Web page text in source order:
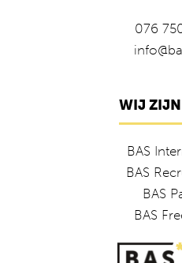
076
WIJ ZIJN
BAS
BAS
BAS
BAS